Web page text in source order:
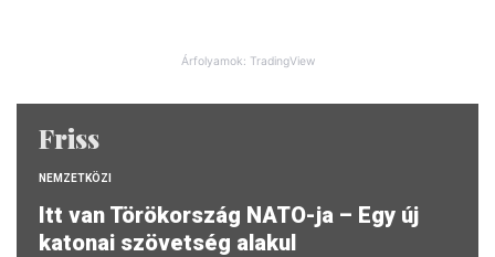
Árfolyamok: TradingView
Friss
NEMZETKÖZI
Itt van Törökország NATO-ja – Egy új
katonai szövetség alakul